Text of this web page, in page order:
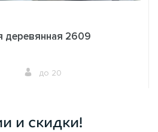
деревянная 2609
до 20
и скидки!